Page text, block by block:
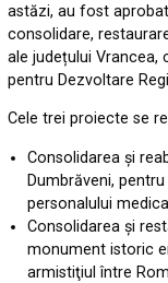
astăzi, au fost
consolidare,
ale județului Vrancea,
pentru Dezvoltare
Cele trei proiecte se
Consolidarea și
Dumbrăveni,
personalului
Consolidarea și
monument istoric
armistiţiul între